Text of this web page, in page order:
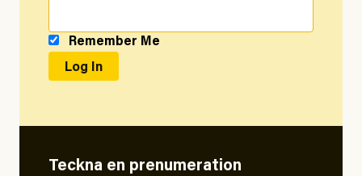
Remember Me
Teckna en prenumeration